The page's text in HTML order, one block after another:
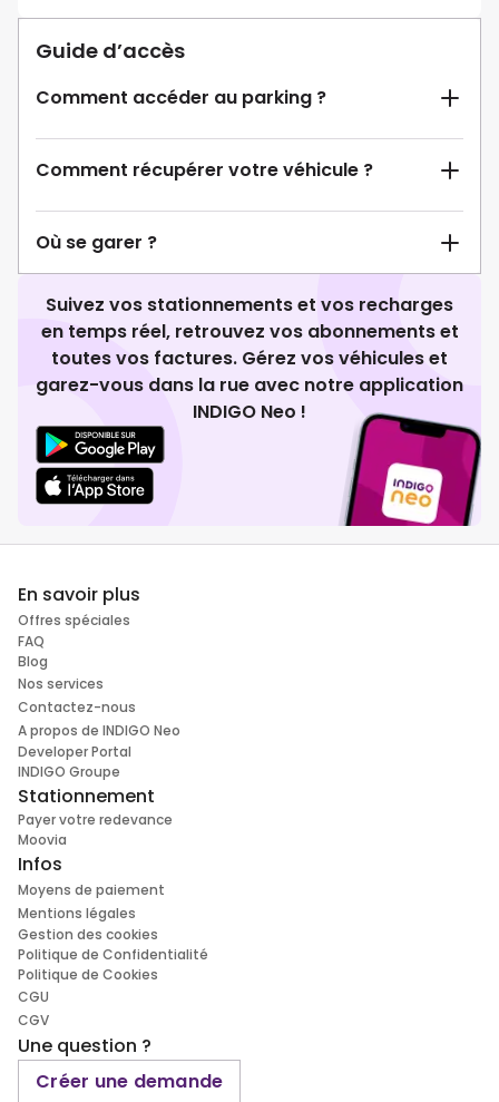
Guide d’accès
Comment accéder au parking ?
Comment récupérer votre véhicule ?
Où se garer ?
Suivez vos stationnements et vos recharges
en temps réel, retrouvez vos abonnements et
toutes vos factures. Gérez vos véhicules et
garez-vous dans la rue avec notre application
INDIGO Neo !
En savoir plus
Offres spéciales
FAQ
Blog
Nos services
Contactez-nous
A propos de INDIGO Neo
Developer Portal
INDIGO Groupe
Stationnement
Payer votre redevance
Moovia
Infos
Moyens de paiement
Mentions légales
Gestion des cookies
Politique de Confidentialité
Politique de Cookies
CGU
CGV
Une question ?
Créer une demande